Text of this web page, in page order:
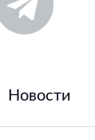
Новости